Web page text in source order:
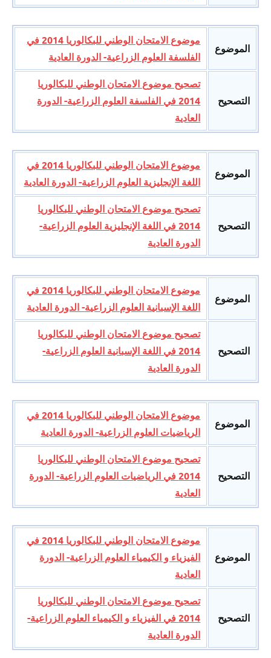
الموضوع
موضوع الامتحان الوطني للبكالوريا 2014 في
الفلسفة العلوم الزراعية- الدورة العادية
التصحيح
تصحيح موضوع الامتحان الوطني للبكالوريا
2014 في الفلسفة العلوم الزراعية- الدورة
العادية
الموضوع
موضوع الامتحان الوطني للبكالوريا 2014 في
اللغة الإنجليزية العلوم الزراعية- الدورة العادية
التصحيح
تصحيح موضوع الامتحان الوطني للبكالوريا
2014 في اللغة الإنجليزية العلوم الزراعية-
الدورة العادية
الموضوع
موضوع الامتحان الوطني للبكالوريا 2014 في
اللغة الإسبانية العلوم الزراعية- الدورة العادية
التصحيح
تصحيح موضوع الامتحان الوطني للبكالوريا
2014 في اللغة الإسبانية العلوم الزراعية-
الدورة العادية
الموضوع
موضوع الامتحان الوطني للبكالوريا 2014 في
الرياضيات العلوم الزراعية- الدورة العادية
التصحيح
تصحيح موضوع الامتحان الوطني للبكالوريا
2014 في الرياضيات العلوم الزراعية- الدورة
العادية
الموضوع
موضوع الامتحان الوطني للبكالوريا 2014 في
الفيزياء و الكيمياء العلوم الزراعية- الدورة
العادية
التصحيح
تصحيح موضوع الامتحان الوطني للبكالوريا
2014 في الفيزياء و الكيمياء العلوم الزراعية-
الدورة العادية